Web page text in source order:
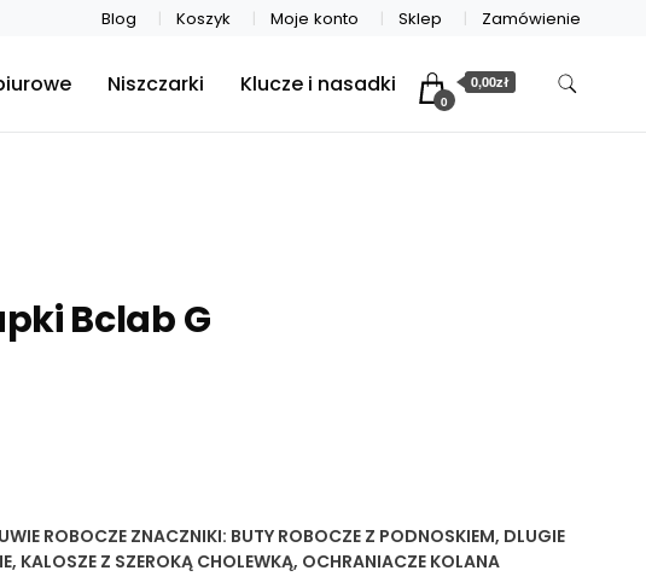
Blog Koszyk Moje konto Sklep Zamówienie
Niszczarki Klucze i nasadki
0
0,00zł
Bclab G
ROBOCZE ZNACZNIKI: BUTY ROBOCZE Z PODNOSKIEM, DLUGIE
, KALOSZE Z SZEROKĄ CHOLEWKĄ, OCHRANIACZE KOLANA